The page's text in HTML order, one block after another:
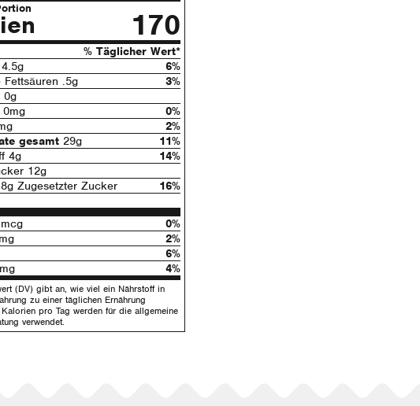
170
% Täglicher Wert*
4.5g
6%
Fettsäuren .5g
3%
0g
0mg
0%
2%
gesamt 29g
11%
4g
14%
12g
Zugesetzter Zucker
16%
0%
2%
6%
4%
(DV) gibt an, wie viel ein Nährstoff in
zu einer täglichen Ernährung
pro Tag werden für die allgemeine
verwendet.